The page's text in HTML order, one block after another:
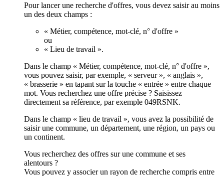
Pour lancer une recherche d'offres, vous devez saisir au moins
un des deux champs :
« Métier, compétence, mot-clé, n° d'offre »
ou
« Lieu de travail ».
Dans le champ « Métier, compétence, mot-clé, n° d'offre »,
vous pouvez saisir, par exemple, « serveur », « anglais »,
« brasserie » en tapant sur la touche « entrée » entre chaque
mot. Vous recherchez une offre précise ? Saisissez
directement sa référence, par exemple 049RSNK.
Dans le champ « lieu de travail », vous avez la possibilité de
saisir une commune, un département, une région, un pays ou
un continent.
Vous recherchez des offres sur une commune et ses
alentours ?
Vous pouvez y associer un rayon de recherche compris entre